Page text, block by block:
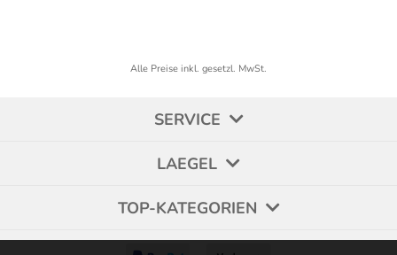
Alle Preise inkl. gesetzl. MwSt.
SERVICE
LAEGEL
TOP-KATEGORIEN